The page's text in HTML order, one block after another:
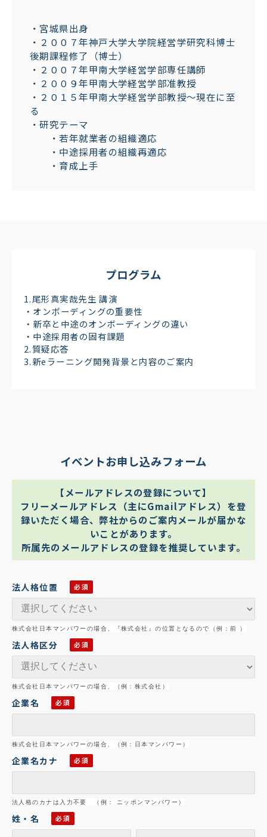
・宮城県出身
・２００７年神戸大学大学院経営学研究科博士
後期課程修了（博士）
・２００７年甲南大学経営学部専任講師
・２００９年甲南大学経営学部准教授
・２０１５年甲南大学経営学部教授～現在に至
る
・研究テーマ
・若年就業者の組織適応
・中途採用者の組織再適応
・育成上手
プログラム
1.尾形真実哉先生 講演
・オンボーディングの重要性
・新卒と中途のオンボーディングの違い
・中途採用者の固有課題
2.質疑応答
3.新eラーニング開発背景と内容のご案内
イベントお申し込みフォーム
【メールアドレスの登録について】
フリーメールアドレス（主にGmailアドレス）を登
録いただく場合、弊社からのご案内メールが届かな
いことがあります。
所属先のメールアドレスの登録を推奨しています。
法人格位置
株式会社日本マンパワーの場合、『株式会社』の位置となるので（例：前 ）
法人格区分
株式会社日本マンパワーの場合、（例：株式会社）
企業名
株式会社日本マンパワーの場合、（例： 日本マンパワー）
企業名カナ
法人格のカナは入力不要 （例： ニッポンマンパワー）
姓・名